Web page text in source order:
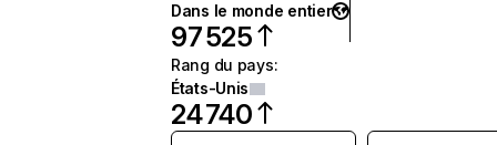
Dans le monde entier
97 525
Rang du pays:
États-Unis
24 740